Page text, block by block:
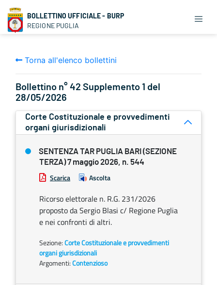
BOLLETTINO UFFICIALE - BURP
REGIONE PUGLIA
Torna all'elenco bollettini
Bollettino n° 42 Supplemento 1 del
28/05/2026
Corte Costituzionale e provvedimenti
organi giurisdizionali
SENTENZA TAR PUGLIA BARI (SEZIONE
TERZA) 7 maggio 2026, n. 544
Scarica Ascolta
Ricorso elettorale n. R.G. 231/2026
proposto da Sergio Blasi c/ Regione Puglia
e nei confronti di altri.
Sezione:Corte Costituzionale e provvedimenti
organi giurisdizionali
Argomenti:Contenzioso